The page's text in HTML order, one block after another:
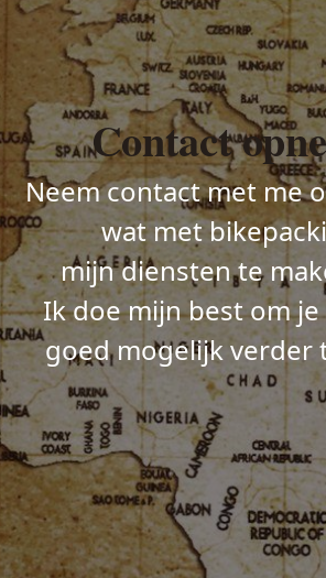
Contact
Neem contact met me
wat met
mijn diensten te
Ik doe mijn best om je
goed mogelijk verder